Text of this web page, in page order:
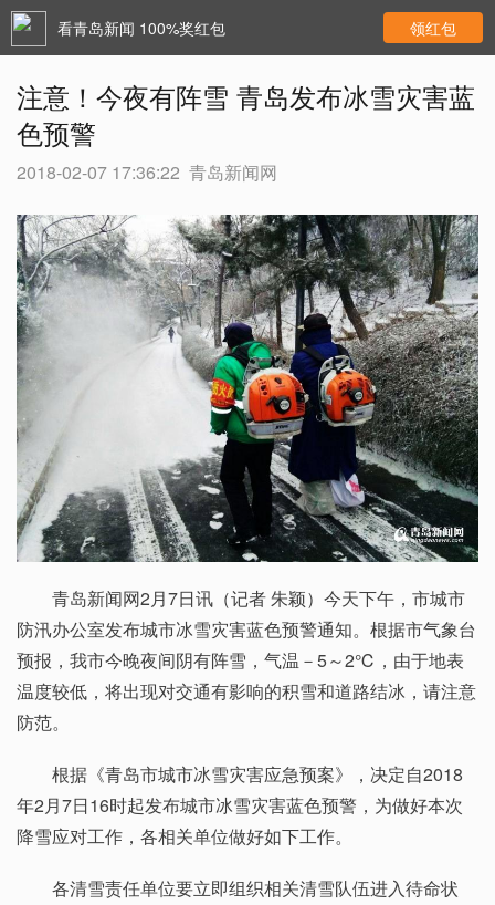
看青岛新闻 100%奖红包 领红包
注意！今夜有阵雪 青岛发布冰雪灾害蓝
色预警
2018-02-07 17:36:22 青岛新闻网
青岛新闻网2月7日讯（记者 朱颖）今天下午，市城市
防汛办公室发布城市冰雪灾害蓝色预警通知。根据市气象台
预报，我市今晚夜间阴有阵雪，气温－5～2℃，由于地表
温度较低，将出现对交通有影响的积雪和道路结冰，请注意
防范。
根据《青岛市城市冰雪灾害应急预案》，决定自2018
年2月7日16时起发布城市冰雪灾害蓝色预警，为做好本次
降雪应对工作，各相关单位做好如下工作。
各清雪责任单位要立即组织相关清雪队伍进入待命状